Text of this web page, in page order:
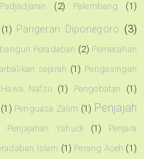
Padjadjaran (2) Palembang (1)
(1) Pangeran Diponegoro (3)
Peradaban (2) Pemecahan
sejarah (1) Pengasingan
Nafsu (1) Pengobatan
(1)
(1) Penguasa Zalim (1) Penjajah
Penjajahan Yahudi (1)
Penjara
Islam (1) Perang Aceh (1)